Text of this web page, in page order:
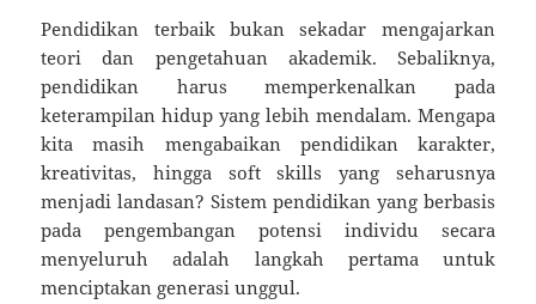
Pendidikan terbaik bukan sekadar mengajarkan
teori dan pengetahuan akademik. Sebaliknya,
pendidikan harus memperkenalkan pada
keterampilan hidup yang lebih mendalam. Mengapa
kita masih mengabaikan pendidikan karakter,
kreativitas, hingga soft skills yang seharusnya
menjadi landasan? Sistem pendidikan yang berbasis
pada pengembangan potensi individu secara
menyeluruh adalah langkah pertama untuk
menciptakan generasi unggul.